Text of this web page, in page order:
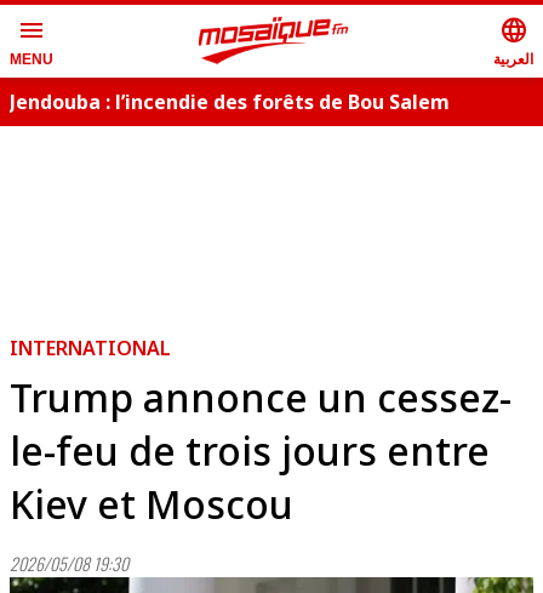
menu
MENU
language
العربية
Jendouba : l’incendie des forêts de Bou Salem
INTERNATIONAL
Trump annonce un cessez-
le-feu de trois jours entre
Kiev et Moscou
2026/05/08 19:30